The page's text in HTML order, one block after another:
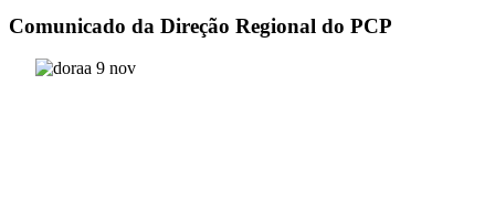
Comunicado da Direção Regional do PCP